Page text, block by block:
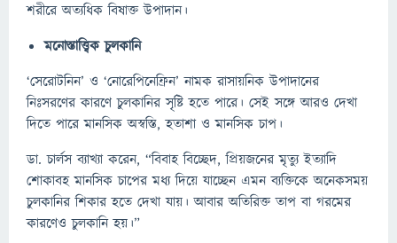
শরীরে অত্যধিক বিষাক্ত উপাদান।
মনোস্তাত্ত্বিক চুলকানি
‘সেরোটনিন’ ও ‘নোরেপিনেফ্রিন’ নামক রাসায়নিক উপাদানের
নিঃসরণের কারণে চুলকানির সৃষ্টি হতে পারে। সেই সঙ্গে আরও দেখা
দিতে পারে মানসিক অস্বস্তি, হতাশা ও মানসিক চাপ।
ডা. চার্লস ব্যাখ্যা করেন, “বিবাহ বিচ্ছেদ, প্রিয়জনের মৃত্যু ইত্যাদি
শোকাবহ মানসিক চাপের মধ্য দিয়ে যাচ্ছেন এমন ব্যক্তিকে অনেকসময়
চুলকানির শিকার হতে দেখা যায়। আবার অতিরিক্ত তাপ বা গরমের
কারণেও চুলকানি হয়।”